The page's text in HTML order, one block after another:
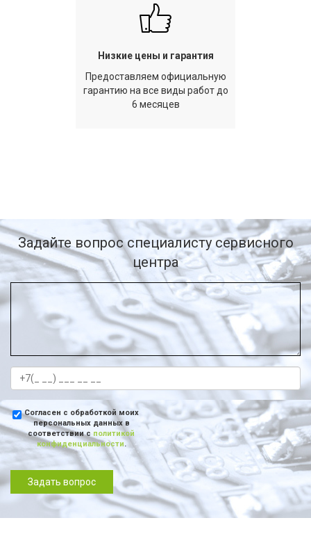
Низкие цены и гарантия
Предоставляем официальную
гарантию на все виды работ до
6 месяцев
Задайте вопрос специалисту сервисного
центра
Согласен с обработкой моих
персональных данных в
соответствии с политикой
конфиденциальности.
Задать вопрос